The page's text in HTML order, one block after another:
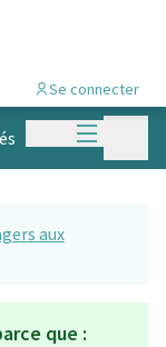
Menu
Se connecter
aux
que :